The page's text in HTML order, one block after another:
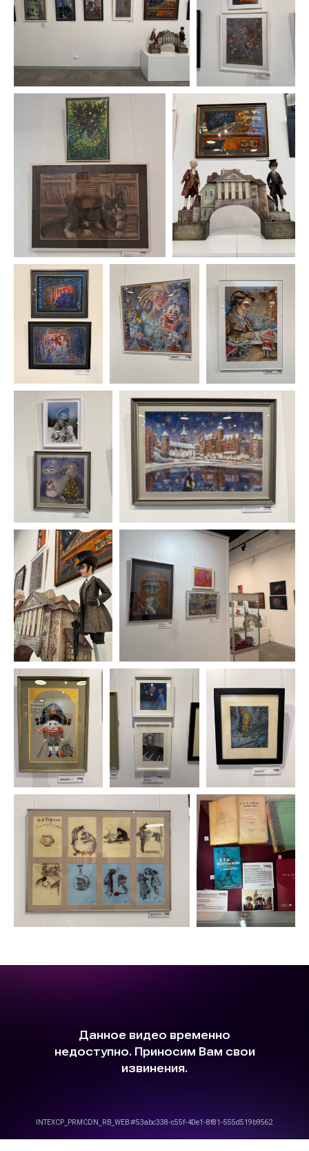
Юридическая и бухгалтерская поддержка НСП
осуществляется фирмой
Премьер-Партнер
С оформлением картин к выставке нам помогает
багетная мастерская Идиллиум
Все картины и изображения, представленные на этом
сайте, являются собственностью каждого художника
и не могут быть использованы, изменены или
воспроизведены каким-либо образом без разрешения
художника.
Администрирование
Политика конфиденциальности
info@pastelsociety.ru
Национальный союз пастелистов
Некоммерческая организация
ОГРН 1187700020298
ИНН 7728453231
Договор-оферта
Отказ от ответственности
Разработка и техническая поддержка сайтов